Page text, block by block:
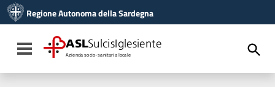
Vai al menu di navigazione
Vai al footer
Regione Autonoma della Sardegna
Toggle navigation
ASLSulcisIglesiente
Azienda socio-sanitaria locale